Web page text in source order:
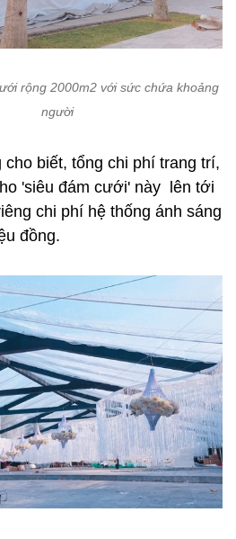
rộng 2000m2 với sức chứa khoảng
người
biết, tổng chi phí trang trí,
'siêu đám cưới' này lên tới
chi phí hệ thống ánh sáng
đồng.